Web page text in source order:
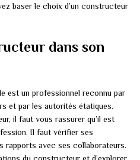
baser le choix d’un constructeur
dans son
est un professionnel reconnu par
et par les autorités étatiques.
il faut vous rassurer qu’il est
Il faut vérifier ses
rapports avec ses collaborateurs.
du constructeur et d’explorer